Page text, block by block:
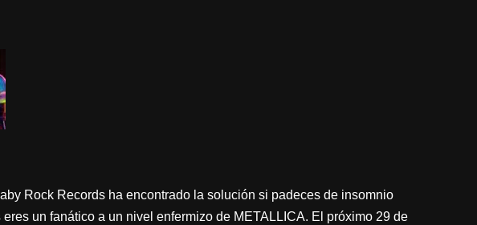
Rock Records ha encontrado la solución si padeces de insomnio
eres un fanático a un nivel enfermizo de METALLICA. El próximo 29 de